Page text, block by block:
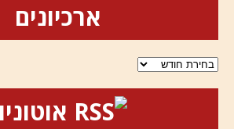
ארכיונים
ארכיונים